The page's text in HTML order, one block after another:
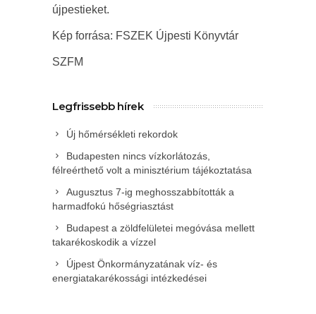
újpestieket.
Kép forrása: FSZEK Újpesti Könyvtár
SZFM
Legfrissebb hírek
Új hőmérsékleti rekordok
Budapesten nincs vízkorlátozás,
félreérthető volt a minisztérium tájékoztatása
Augusztus 7-ig meghosszabbították a
harmadfokú hőségriasztást
Budapest a zöldfelületei megóvása mellett
takarékoskodik a vízzel
Újpest Önkormányzatának víz- és
energiatakarékossági intézkedései